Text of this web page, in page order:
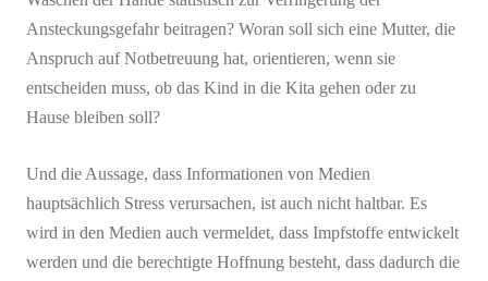
Ansteckungsgefahr beitragen? Woran soll sich eine Mutter, die
Anspruch auf Notbetreuung hat, orientieren, wenn sie
entscheiden muss, ob das Kind in die Kita gehen oder zu
Hause bleiben soll?
Und die Aussage, dass Informationen von Medien
hauptsächlich Stress verursachen, ist auch nicht haltbar. Es
wird in den Medien auch vermeldet, dass Impfstoffe entwickelt
werden und die berechtigte Hoffnung besteht, dass dadurch die